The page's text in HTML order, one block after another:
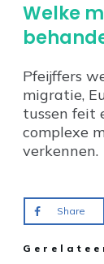
Welke
Pfeijffers
migratie,
tussen feit
complexe
verkennen.
Share